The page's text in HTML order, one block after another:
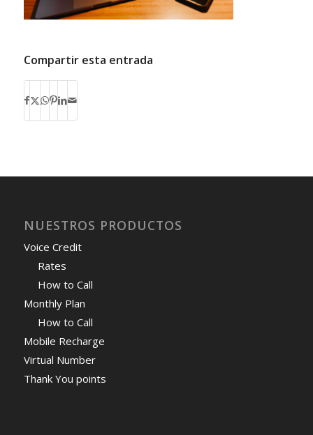
Compartir esta entrada
NUESTROS PRODUCTOS
Voice Credit
Rates
How to Call
Monthly Plan
How to Call
Mobile Recharge
Virtual Number
Thank You points